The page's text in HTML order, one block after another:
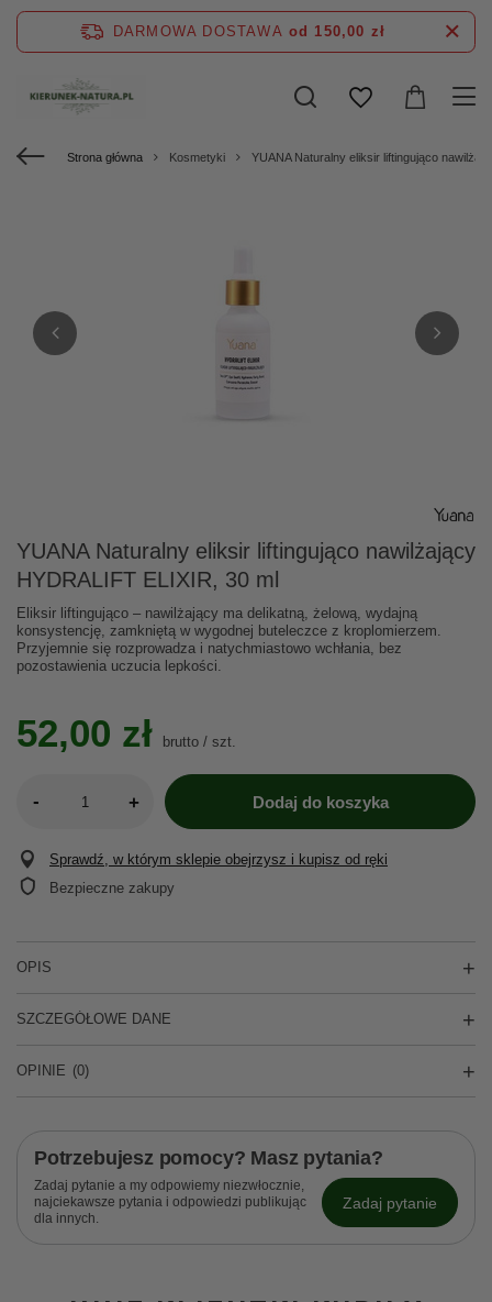
DARMOWA DOSTAWA od 150,00 zł
Strona główna Kosmetyki YUANA Naturalny eliksir liftingująco
YUANA Naturalny eliksir liftingująco nawilżający
HYDRALIFT ELIXIR, 30 ml
Eliksir liftingująco – nawilżający ma delikatną, żelową, wydajną
konsystencję, zamkniętą w wygodnej buteleczce z kroplomierzem.
Przyjemnie się rozprowadza i natychmiastowo wchłania, bez
pozostawienia uczucia lepkości.
52,00 zł brutto / szt.
- + Dodaj do koszyka
Sprawdź, w którym sklepie obejrzysz i kupisz od ręki
Bezpieczne zakupy
OPIS
SZCZEGÓŁOWE DANE
OPINIE (0)
Potrzebujesz pomocy? Masz pytania?
Zadaj pytanie a my odpowiemy niezwłocznie,
najciekawsze pytania i odpowiedzi publikując
dla innych.
Zadaj pytanie